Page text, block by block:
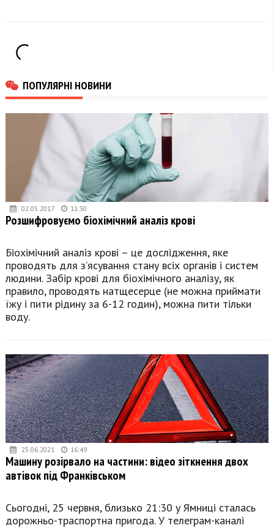
ПОПУЛЯРНІ НОВИНИ
02.05.2017 11:30
Розшифровуємо біохімічний аналіз крові
Біохімічний аналіз крові – це дослідження, яке
проводять для з’ясування стану всіх органів і систем
людини. Забір крові для біохімічного аналізу, як
правило, проводять натщесерце (не можна приймати
їжу і пити рідину за 6-12 годин), можна пити тільки
воду.
25.06.2021 16:49
Машину розірвало на частини: відео зіткнення двох
автівок під Франківськом
Сьогодні, 25 червня, близько 21:30 у Ямниці сталась
дорожньо-траспортна пригода. У телеграм-каналі